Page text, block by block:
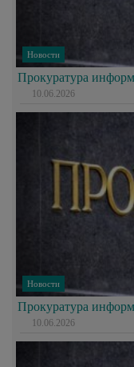
Новости
Прокуратура
10.06.2026
Новости
Прокуратура
10.06.2026